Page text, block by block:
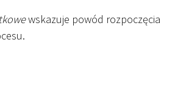
wskazuje powód rozpoczęcia